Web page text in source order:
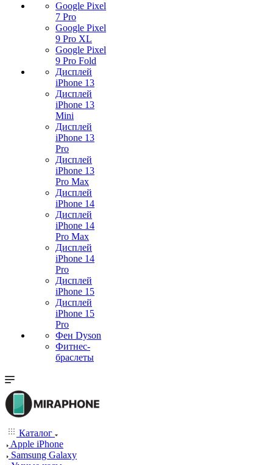
Google Pixel
7 Pro
Google Pixel
9 Pro XL
Google Pixel
9 Pro Fold
Дисплей
iPhone 13
Дисплей
iPhone 13
Mini
Дисплей
iPhone 13
Pro
Дисплей
iPhone 13
Pro Max
Дисплей
iPhone 14
Дисплей
iPhone 14
Pro Max
Дисплей
iPhone 14
Pro
Дисплей
iPhone 15
Дисплей
iPhone 15
Pro
Фен Dyson
Фитнес-
браслеты
Каталог
Apple iPhone
Samsung Galaxy